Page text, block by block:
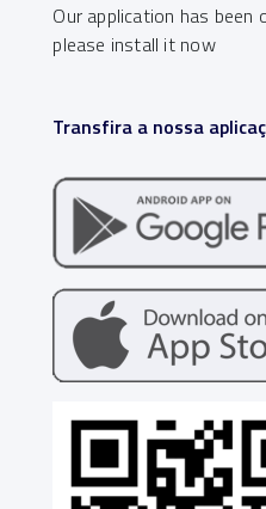
Our application has
please install it now
Transfira a nossa